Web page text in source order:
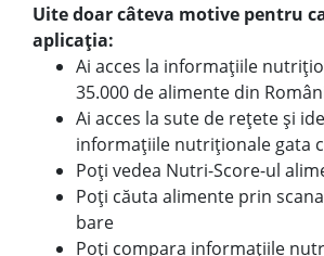
Uite doar câteva motive pentru
aplicația:
Ai acces la informațiile
35.000 de alimente din
Ai acces la sute de rețete și
informațiile nutriționale gata
Poți vedea Nutri-Score-ul
Poți căuta alimente prin
bare
Poți compara informațiile